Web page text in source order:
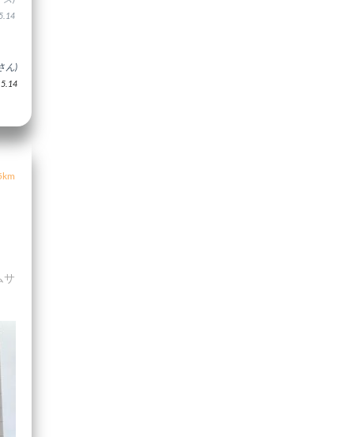
ん)
サ